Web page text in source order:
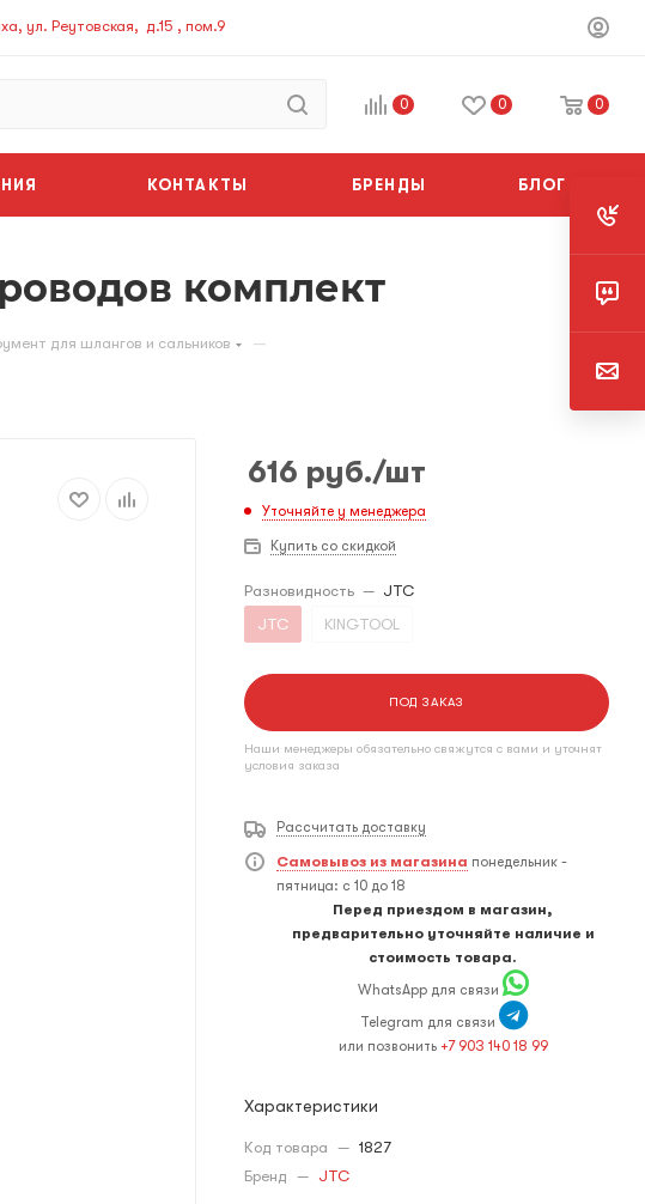
ул. Реутовская, д.15 , пом.9
0 0 0
КОНТАКТЫ БРЕНДЫ БЛОГ
комплект
для шлангов и сальников —
616 руб./шт
Уточняйте у менеджера
Купить со скидкой
Разновидность — JTC
JTC
KINGTOOL
ПОД ЗАКАЗ
Наши менеджеры обязательно свяжутся с вами и уточнят
условия заказа
Рассчитать доставку
Самовывоз из магазина понедельник -
пятница: с 10 до 18
Перед приездом в магазин,
предварительно уточняйте наличие и
стоимость товара.
WhatsApp для связи
Telegram для связи
или позвонить +7 903 140 18 99
Характеристики
Код товара — 1827
Бренд — JTC